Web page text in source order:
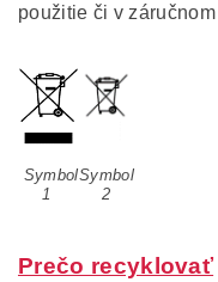
použitie či v
Symbol
1
Symbol
2
Prečo recyklovať